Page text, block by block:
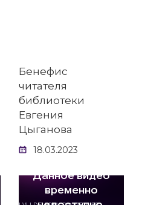
Бенефис
читателя
библиотеки
Евгения
Цыганова
18.03.2023